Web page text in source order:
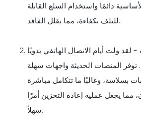
دائمًا واستخدام السلع القابلة
للتلف بكفاءة، مما يقلل الفاقد.
لقد ولت أيام الاتصال الهاتفي يدويًا
توفر المنصات الحديثة واجهات سهلة
بسلاسة، وغالبًا ما تتكامل مباشرة
يجعل عملية إعادة التخزين أمرًا
سهلاً.